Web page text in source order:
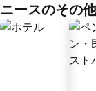
ニースのその